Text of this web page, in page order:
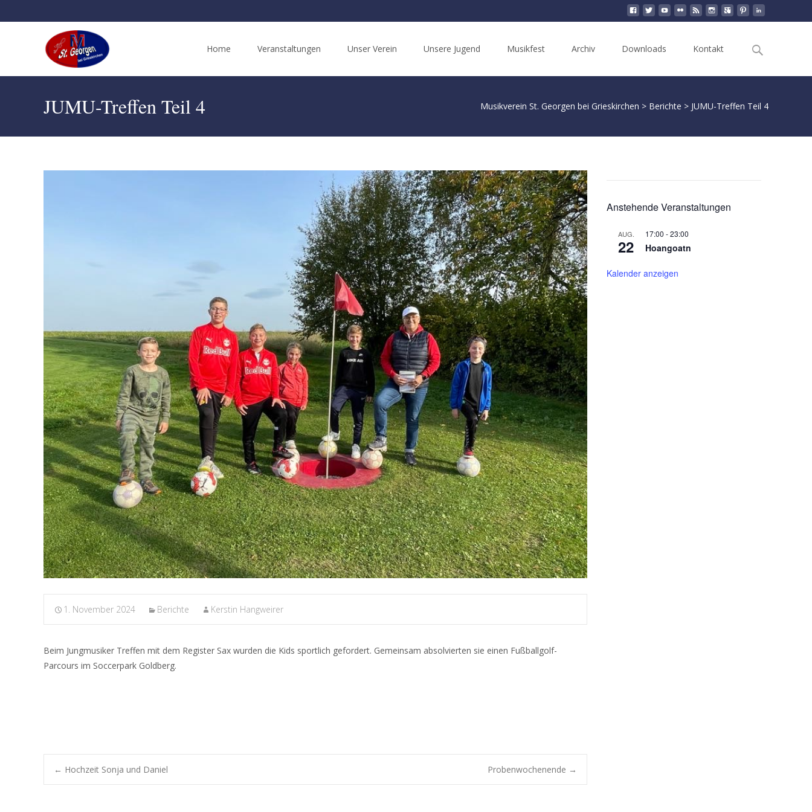
Home Veranstaltungen Unser Verein Unsere Jugend Musikfest Archiv Downloads Kontakt
Search
JUMU-Treffen Teil 4 Musikverein St. Georgen bei Grieskirchen > Berichte > JUMU-Treffen Teil 4
1. November 2024 Berichte Kerstin Hangweirer
Beim Jungmusiker Treffen mit dem Register Sax wurden die Kids sportlich gefordert. Gemeinsam absolvierten sie einen Fußballgolf-
Parcours im Soccerpark Goldberg.
Post
← Hochzeit Sonja und Daniel Probenwochenende →
Anstehende Veranstaltungen
AUG.
22
17:00 -23:00
Hoangoatn
Kalender anzeigen